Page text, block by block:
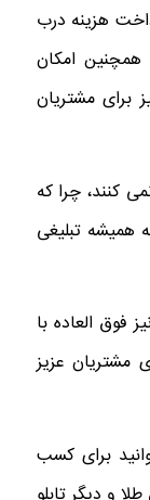
هزینه درب
امکان
برای مشتریان
کنند، چرا که
همیشه تبلیغی
فوق العاده با
مشتریان عزیز
برای کسب